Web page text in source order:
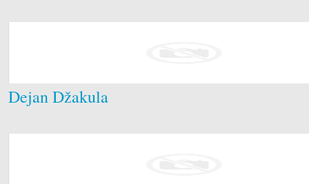
Dejan Džakula